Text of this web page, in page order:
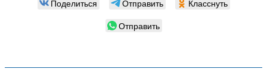
Поделиться Отправить
Класснуть
Отправить